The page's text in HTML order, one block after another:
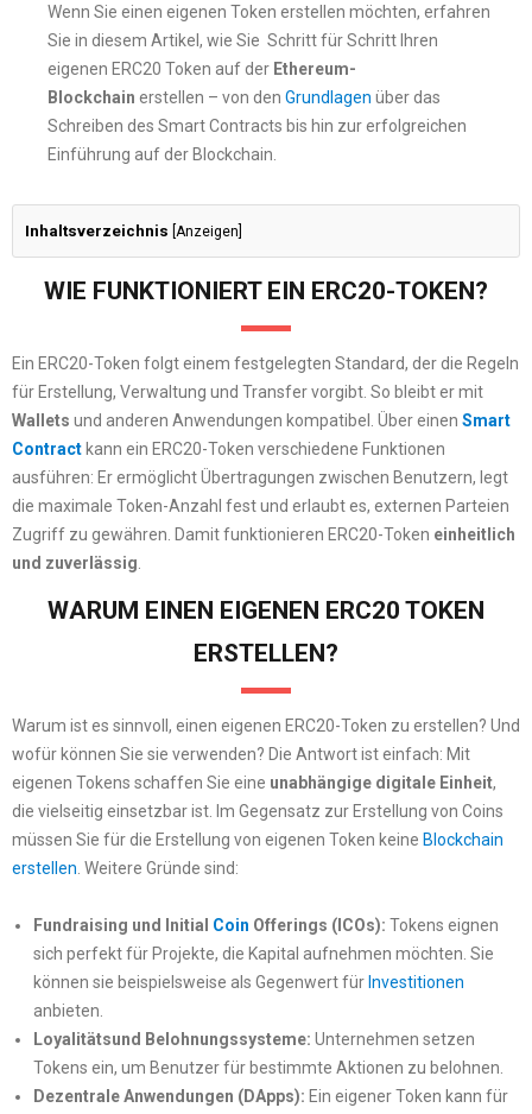
Wenn Sie einen eigenen Token erstellen möchten, erfahren
Sie in diesem Artikel, wie Sie Schritt für Schritt Ihren
eigenen ERC20 Token auf der Ethereum-
Blockchain erstellen – von den Grundlagen über das
Schreiben des Smart Contracts bis hin zur erfolgreichen
Einführung auf der Blockchain.
Inhaltsverzeichnis Anzeigen
WIE FUNKTIONIERT EIN ERC20-TOKEN?
Ein ERC20-Token folgt einem festgelegten Standard, der die Regeln
für Erstellung, Verwaltung und Transfer vorgibt. So bleibt er mit
Wallets und anderen Anwendungen kompatibel. Über einen Smart
Contractkann ein ERC20-Token verschiedene Funktionen
ausführen: Er ermöglicht Übertragungen zwischen Benutzern, legt
die maximale Token-Anzahl fest und erlaubt es, externen Parteien
Zugriff zu gewähren. Damit funktionieren ERC20-Token einheitlich
und zuverlässig
WARUM EINEN EIGENEN ERC20 TOKEN
ERSTELLEN?
Warum ist es sinnvoll, einen eigenen ERC20-Token zu erstellen? Und
wofür können Sie sie verwenden? Die Antwort ist einfach: Mit
eigenen Tokens schaffen Sie eine unabhängige digitale Einheit,
die vielseitig einsetzbar ist. Im Gegensatz zur Erstellung von Coins
müssen Sie für die Erstellung von eigenen Token keine Blockchain
erstellen . Weitere Gründe sind:
Fundraising und Initial Coin Offerings (ICOs): Tokens eignen
sich perfekt für Projekte, die Kapital aufnehmen möchten. Sie
können sie beispielsweise als Gegenwert für Investitionen
anbieten.
Loyalitätsund Belohnungssysteme: Unternehmen setzen
Tokens ein, um Benutzer für bestimmte Aktionen zu belohnen.
Dezentrale Anwendungen (DApps): Ein eigener Token kann für